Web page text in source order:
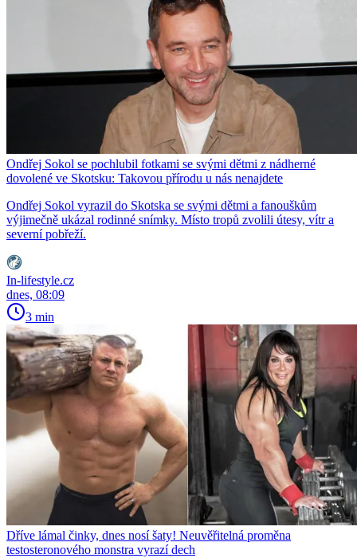
Ondřej Sokol se pochlubil fotkami se svými dětmi z nádherné
dovolené ve Skotsku: Takovou přírodu u nás nenajdete
Ondřej Sokol vyrazil do Skotska se svými dětmi a fanouškům
výjimečně ukázal rodinné snímky. Místo tropů zvolili útesy, vítr a
severní pobřeží.
In-lifestyle.cz
dnes, 08:09
3 min
Dříve lámal činky, dnes nosí šaty! Neuvěřitelná proměna
testosteronového monstra vyrazí dech